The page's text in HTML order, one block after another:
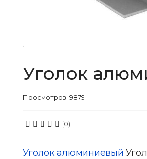
Уголок
Просмотров: 9879
(0)
Уголок алюминиевый